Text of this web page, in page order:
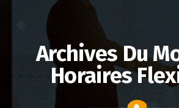
Archives Du
Horaires